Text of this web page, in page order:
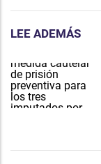
LEE ADEMÁS